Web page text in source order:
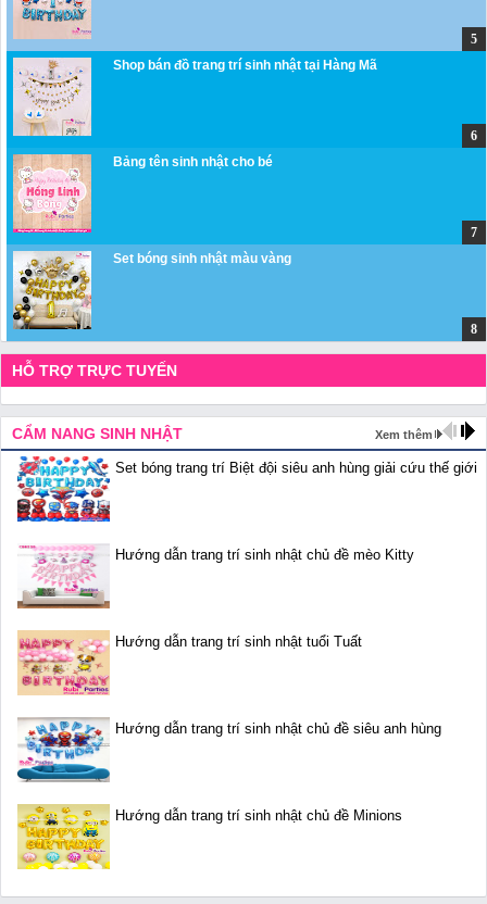
Shop bán đồ trang trí sinh nhật tại Hàng Mã
Bảng tên sinh nhật cho bé
Set bóng sinh nhật màu vàng
HỖ TRỢ TRỰC TUYẾN
CẨM NANG SINH NHẬT Xem thêm
Set bóng trang trí Biệt đội siêu anh hùng giải cứu thế giới
Hướng dẫn trang trí sinh nhật chủ đề mèo Kitty
Hướng dẫn trang trí sinh nhật tuổi Tuất
Hướng dẫn trang trí sinh nhật chủ đề siêu anh hùng
Hướng dẫn trang trí sinh nhật chủ đề Minions